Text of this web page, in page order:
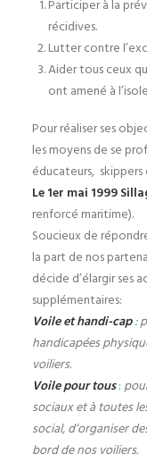
Participer à la
récidives.
Lutter contre
Aider tous ceux
ont amené à
Pour réaliser ses
les moyens de se
éducateurs,
Le 1er mai 1999
renforcé maritime).
Soucieux de
la part de nos
décide d’élargir ses
supplémentaires:
Voile et handi-cap:
handicapées
voiliers.
Voile pour tous:
sociaux et à toutes
social, d’organiser
bord de nos voiliers.